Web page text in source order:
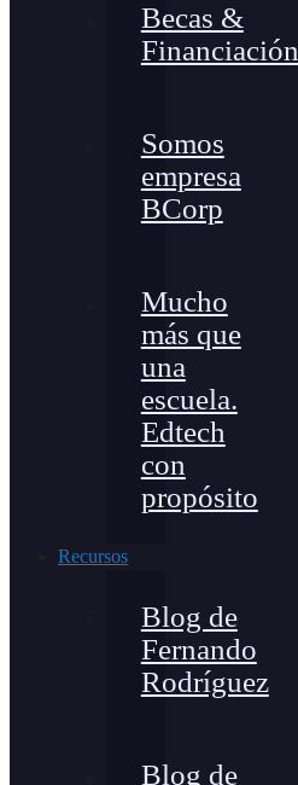
Becas &
Financiación
Somos
empresa
BCorp
Mucho
más que
una
escuela.
Edtech
con
propósito
Recursos
Blog de
Fernando
Rodríguez
Blog de